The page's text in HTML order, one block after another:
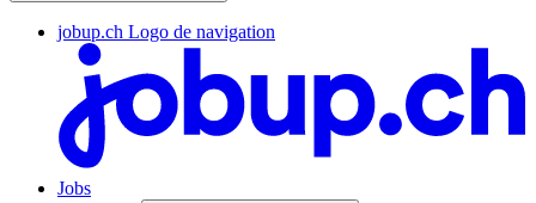
jobup.ch Logo de navigation
Jobs